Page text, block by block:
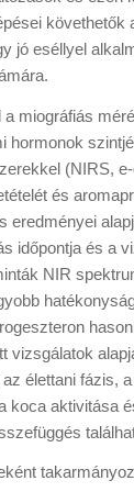
követhetők
jó eséllyel
miográfiás
hormonok
(NIRS,
és
eredményei
időpontja és a
NIR
vizsgálatok
élettani fázis,
koca aktivitása